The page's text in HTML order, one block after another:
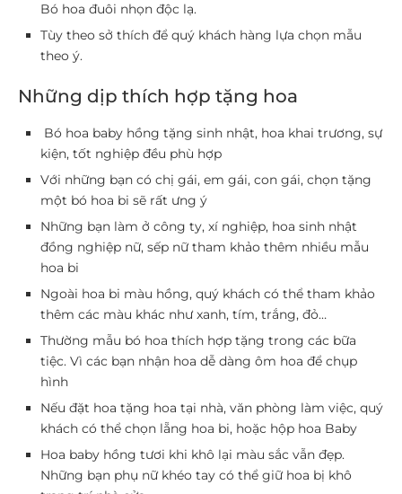
Bó hoa đuôi nhọn độc lạ.
Tùy theo sở thích để quý khách hàng lựa chọn mẫu
theo ý.
Những dịp thích hợp tặng hoa
Bó hoa baby hồng tặng sinh nhật, hoa khai trương, sự
kiện, tốt nghiệp đều phù hợp
Với những bạn có chị gái, em gái, con gái, chọn tặng
một bó hoa bi sẽ rất ưng ý
Những bạn làm ở công ty, xí nghiệp, hoa sinh nhật
đồng nghiệp nữ, sếp nữ tham khảo thêm nhiều mẫu
hoa bi
Ngoài hoa bi màu hồng, quý khách có thể tham khảo
thêm các màu khác như xanh, tím, trắng, đỏ…
Thường mẫu bó hoa thích hợp tặng trong các bữa
tiệc. Vì các bạn nhận hoa dễ dàng ôm hoa để chụp
hình
Nếu đặt hoa tặng hoa tại nhà, văn phòng làm việc, quý
khách có thể chọn lẵng hoa bi, hoặc hộp hoa Baby
Hoa baby hồng tươi khi khô lại màu sắc vẫn đẹp.
Những bạn phụ nữ khéo tay có thể giữ hoa bị khô